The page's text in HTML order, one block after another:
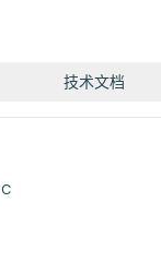
技术文档